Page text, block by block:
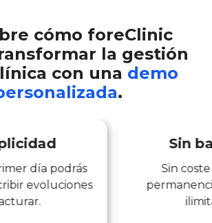
cómo foreClinic
la gestión
con una demo
.
día podrás
evoluciones
Sin
Sin